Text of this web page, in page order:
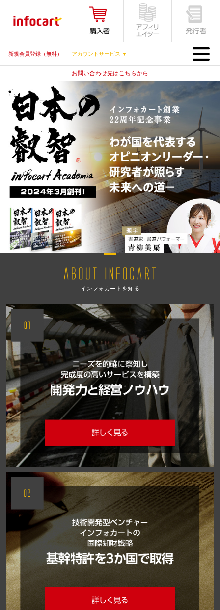
新規会員登録（無料） アカウントサービス ▼ MENU
お問い合わせ先はこちらから
インフォカートを知る